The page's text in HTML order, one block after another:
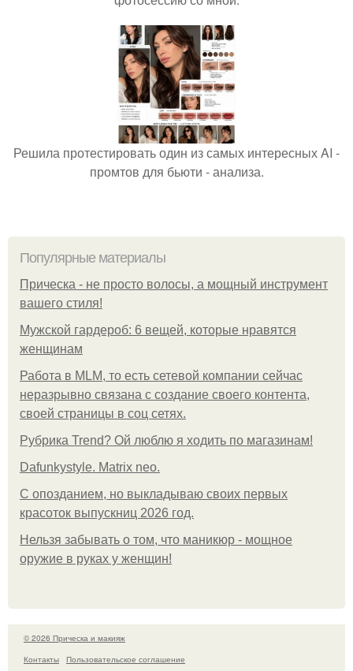
Решила протестировать один из самых интересных AI -
промтов для бьюти - анализа.
Популярные материалы
Прическа - не просто волосы, а мощный инструмент
вашего стиля!
Мужской гардероб: 6 вещей, которые нравятся
женщинам
Работа в MLM, то есть сетевой компании сейчас
неразрывно связана с создание своего контента,
своей страницы в соц сетях.
Рубрика Trend? Ой люблю я ходить по магазинам!
Dafunkystyle. Matrix neo.
С опозданием, но выкладываю своих первых
красоток выпускниц 2026 год.
Нельзя забывать о том, что маникюр - мощное
оружие в руках у женщин!
© 2026 Прическа и макияж
Контакты
Пользовательское соглашение